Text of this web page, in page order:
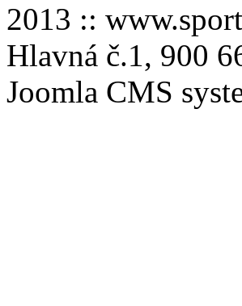
2013 ::
Hlavná č.1, 900
Joomla CMS